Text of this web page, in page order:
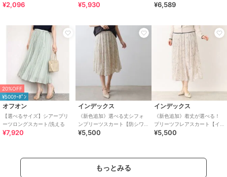
¥2,096
ツスカート
¥5,930
ツスカート
¥6,589
20%OFF
¥500ｸｰﾎﾟﾝ
オフオン
【選べるサイズ】シアープリ
ーツロングスカート/洗える
¥7,920
インデックス
《新色追加》選べる丈シフォ
ンプリーツスカート【防シワ
／洗濯機OK／6col】
¥5,500
インデックス
《新色追加》着丈が選べる！
プリーツフレアスカート【イ
ージーケア／防シワ／洗濯機
¥5,500
もっとみる